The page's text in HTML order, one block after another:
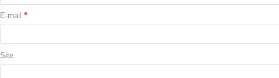
E-mail *
Site